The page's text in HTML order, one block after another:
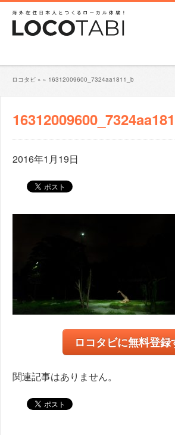
ロコタビ » » 16312009600_7324aa1811_b
2016年1月19日
ロコタビに無料登録
関連記事はありません。